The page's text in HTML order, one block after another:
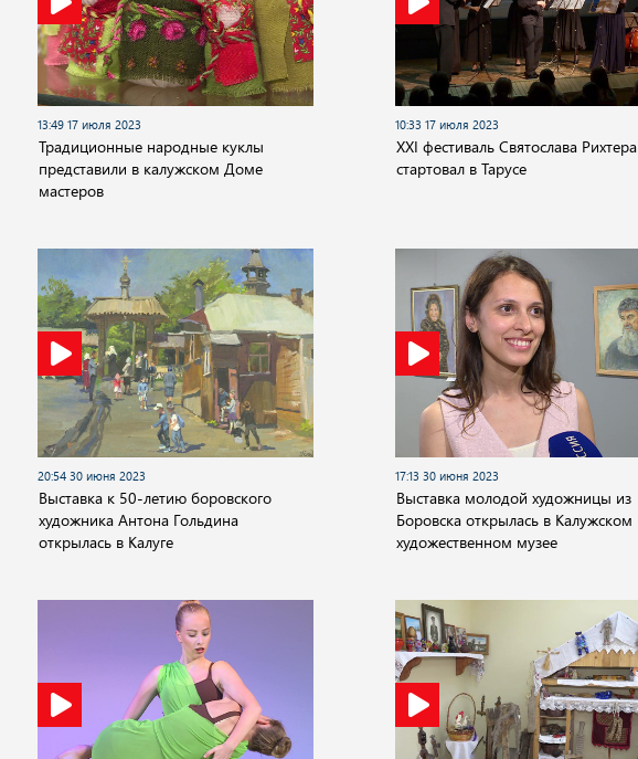
13:49 17 июля 2023
Традиционные народные куклы
представили в калужском Доме
мастеров
10:33 17 июля 2023
XXI фестиваль Святослава Рихтера
стартовал в Тарусе
20:54 30 июня 2023
Выставка к 50-летию боровского
художника Антона Гольдина
открылась в Калуге
17:13 30 июня 2023
Выставка молодой художницы из
Боровска открылась в Калужском
художественном музее